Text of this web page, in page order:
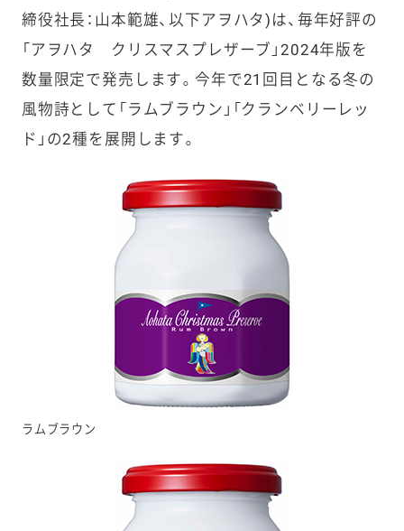
締役社長：山本範雄、以下アヲハタ)は、毎年好評の
「アヲハタ クリスマスプレザーブ」2024年版を
数量限定で発売します。今年で21回目となる冬の
風物詩として「ラムブラウン」「クランベリーレッ
ド」の2種を展開します。
ラムブラウン